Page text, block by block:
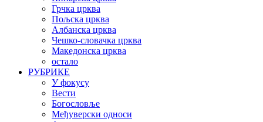
Грчка црква
Пољска црква
Албанска црква
Чешко-словачка црква
Македонска црква
остало
РУБРИКЕ
У фокусу
Вести
Богословље
Међуверски односи